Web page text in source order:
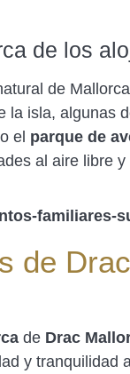
de los
de
la isla, algunas
el parque de
al aire libre
de
de Drac
y tranquilidad